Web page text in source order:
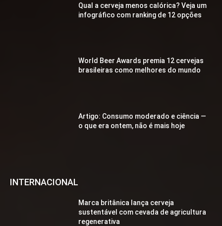
Qual a cerveja menos calórica? Veja um
infográfico com ranking de 12 opções
World Beer Awards premia 12 cervejas
brasileiras como melhores do mundo
Artigo: Consumo moderado e ciência —
o que era ontem, não é mais hoje
INTERNACIONAL
Marca britânica lança cerveja
sustentável com cevada de agricultura
regenerativa